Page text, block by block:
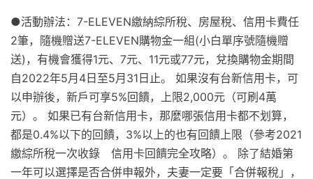
●活動辦法：7-ELEVEN繳納綜所稅、房屋稅、信用卡費任
2筆，隨機贈送7-ELEVEN購物金一組(小白單序號隨機贈
送)，有機會獲得1元、7元、11元或77元，兌換購物金期間
自2022年5月4日至5月31日止。 如果沒有台新信用卡，可
以申辦後，新戶可享5%回饋，上限2,000元（可刷4萬
元）。 如果已有台新信用卡，那麼哪張信用卡都不划算，
都是0.4%以下的回饋，3%以上的也有回饋上限（參考2021
繳綜所稅一次收錄 信用卡回饋完全攻略）。 除了結婚第
一年可以選擇是否合併申報外，夫妻一定要「合併報稅」，